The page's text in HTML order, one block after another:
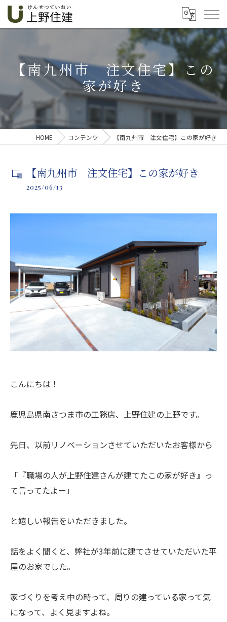
【南九州市 注文住宅】この
家が好き
HOME コンテンツ 【南九州市 注文住宅】この家が好き
【南九州市 注文住宅】この家が好き
2025/06/13
こんにちは！
鹿児島県南さつま市の工務店、上野住建の上野です。
先日、以前リノベーションさせていただいたお客様から
「『職場の人が上野住建さんが建てたこの家が好き』っ
て言ってたよー」
と嬉しい報告をいただきました。
話をよく聞くと、弊社が3年前に建てさせていただいた平
屋のお家でした。
家づくりを考え中の時って、周りの建っている家って気
になって、よく見ますよね。